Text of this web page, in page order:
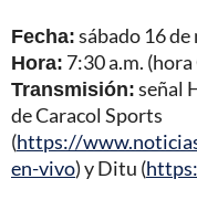
Fecha:sábado 16 de
Hora: 7:30 a.m.
Transmisión:señal
de Caracol Sports
(https://
en-vivo) y Ditu (